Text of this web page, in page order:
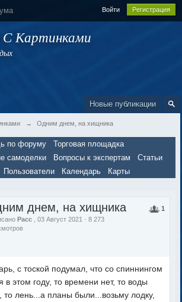
Войти Регистрация
С Картинками
Новые публикации
→ Одним днем, на хищника
по форуму
Торговая площадка
самоделки
Вопросы к экспертам
Статьи
Пользователи Календарь Карты
1
днем, на хищника
Расс
, 03 Август 2021 · 8 273
с тоской подумал, что со спиннингом
в этом году, то времени нет, то воды
то лень...а планы были...возьму лодку,